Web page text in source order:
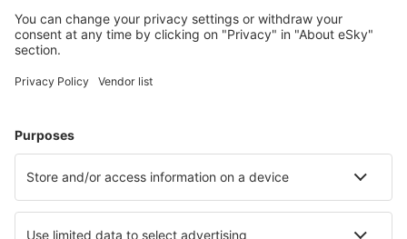
Pianifica il tuo viaggio
Voli
City Break
Volo+Hotel
Hotel
Parcheggi
Trasferimenti